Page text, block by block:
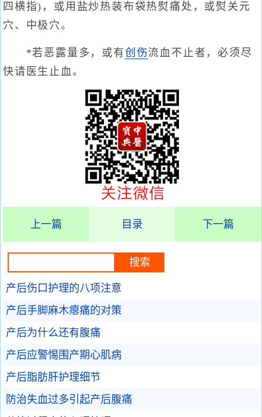
四横指)，或用盐炒热装布袋热熨痛处，或熨关元
穴、中极穴。
*若恶露量多，或有创伤流血不止者，必须尽
快请医生止血。
上一篇 目录 下一篇
产后伤口护理的八项注意
产后手脚麻木瘪痛的对策
产后为什么还有腹痛
产后应警惕围产期心肌病
产后脂肪肝护理细节
防治失血过多引起产后腹痛